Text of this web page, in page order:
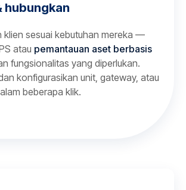
hubungkan
klien sesuai kebutuhan mereka —
atau pemantauan aset berbasis
fungsionalitas yang diperlukan.
konfigurasikan unit, gateway, atau
beberapa klik.